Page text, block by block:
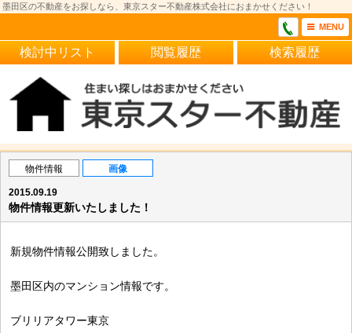
墨田区の不動産をお探しなら、東京スター不動産株式会社におまかせください！
MENU
検討中リスト 閲覧履歴 検索履歴
物件情報 画像
2015.09.19
物件情報更新いたしました！
新規物件情報公開致しました。
墨田区内のマンション情報です。
ブリリアタワー東京